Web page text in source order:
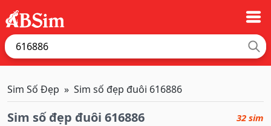
Sim Số Đẹp Sim số đẹp đuôi 616886
Sim số đẹp đuôi 616886 32 sim